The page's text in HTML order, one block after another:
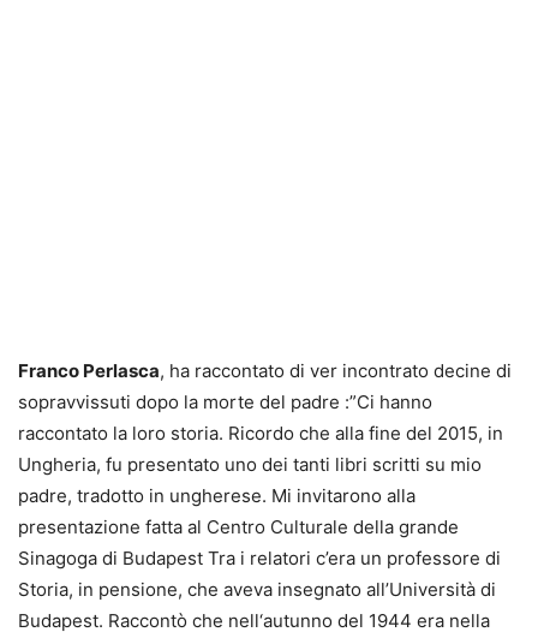
Franco Perlasca, ha raccontato di ver incontrato decine di
sopravvissuti dopo la morte del padre :”Ci hanno
raccontato la loro storia. Ricordo che alla fine del 2015, in
Ungheria, fu presentato uno dei tanti libri scritti su mio
padre, tradotto in ungherese. Mi invitarono alla
presentazione fatta al Centro Culturale della grande
Sinagoga di Budapest Tra i relatori c’era un professore di
Storia, in pensione, che aveva insegnato all’Università di
Budapest. Raccontò che nell‘autunno del 1944 era nella